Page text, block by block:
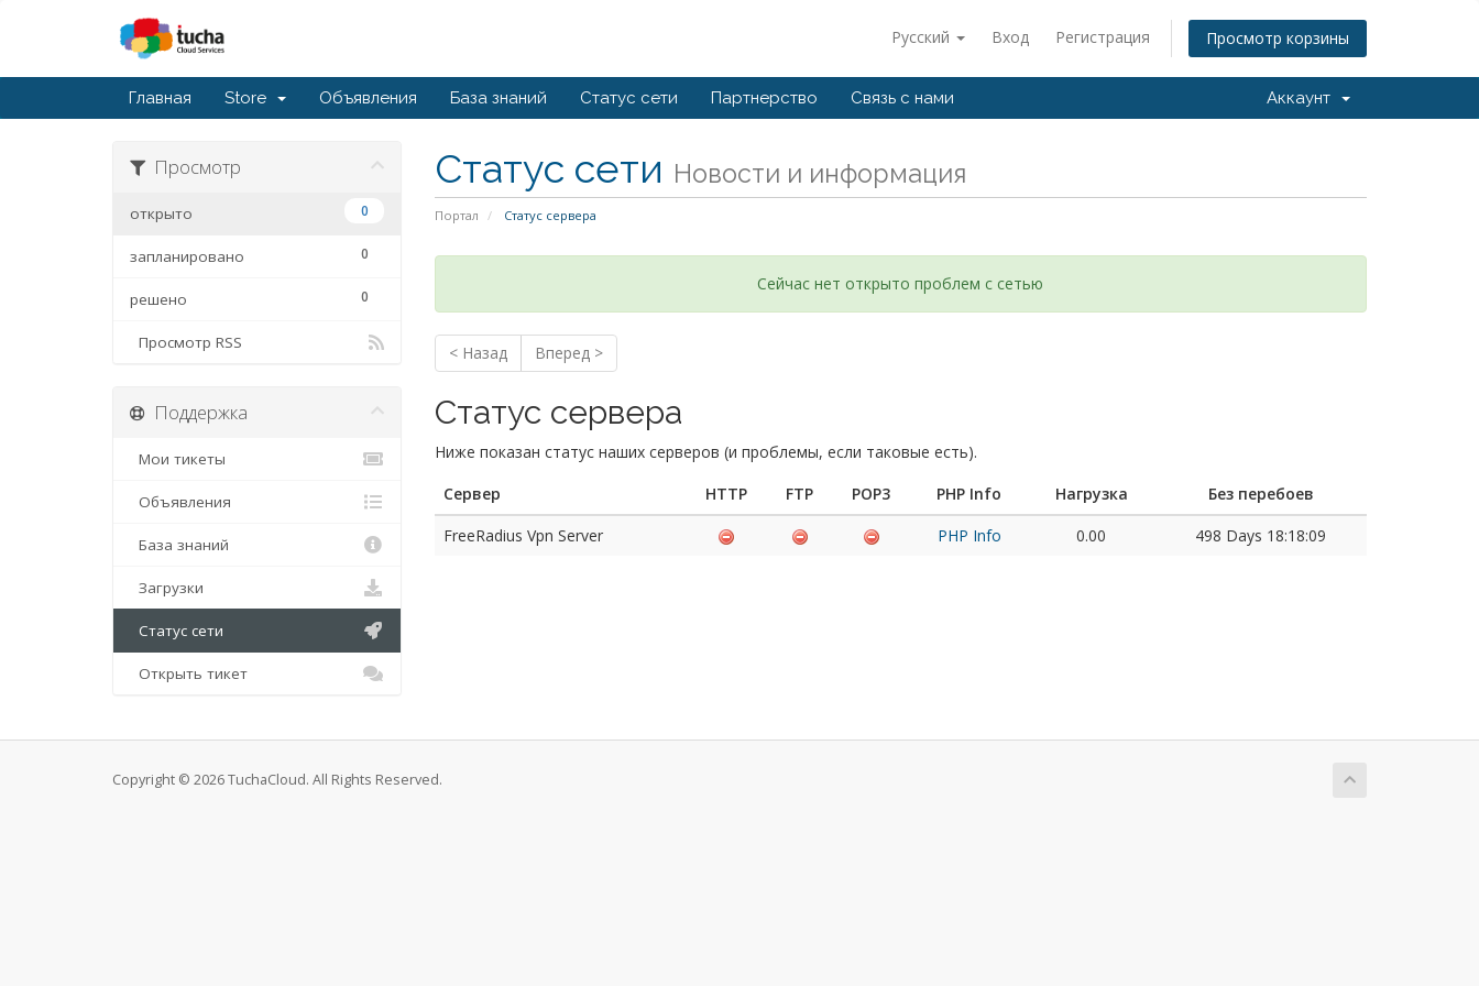
Русский Вход Регистрация Просмотр корзины
Главная Store Объявления База знаний Статус сети Партнерство Связь с нами Аккаунт
Статус сети Новости и информация
Портал Статус сервера
Просмотр
0
открыто
0
запланировано
0
решено
Просмотр RSS
Сейчас нет открыто проблем с сетью
< Назад Вперед >
Статус сервера
Ниже показан статус наших серверов (и проблемы, если таковые есть).
Сервер
HTTP FTP POP3 PHP Info Нагрузка
Без перебоев
FreeRadius Vpn Server
PHP Info 0.00 498 Days 18:18:09
Поддержка
Мои тикеты
Объявления
База знаний
Загрузки
Статус сети
Открыть тикет
Copyright © 2026 TuchaCloud. All Rights Reserved.